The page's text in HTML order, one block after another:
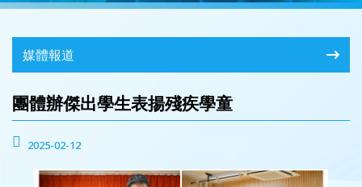
媒體報道
團體辦傑出學生表揚殘疾學童
2025-02-12